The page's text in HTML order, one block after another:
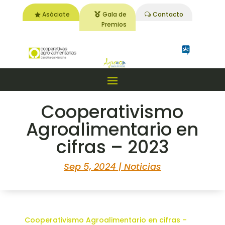
Asóciate
Gala de
Premios
Contacto
Cooperativismo
Agroalimentario en
cifras – 2023
Sep 5, 2024 | Noticias
Cooperativismo Agroalimentario en cifras –